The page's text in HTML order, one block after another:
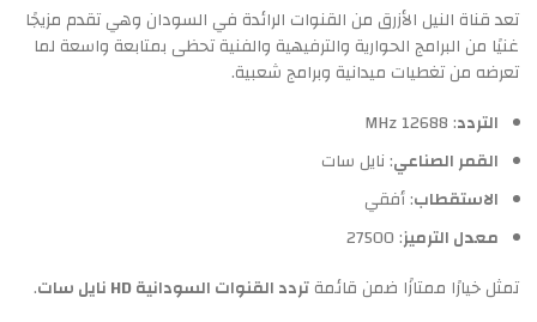
تعد قناة النيل الأزرق من القنوات الرائدة في السودان وهي تقدم مزيجًا
غنيًا من البرامج الحوارية والترفيهية والفنية تحظى بمتابعة واسعة لما
تعرضه من تغطيات ميدانية وبرامج شعبية.
التردد: 12688 MHz
القمر الصناعي: نايل سات
الاستقطاب: أفقي
معدل الترميز: 27500
تمثل خيارًا ممتازًا ضمن قائمةتردد القنوات السودانية HD نايل سات
.